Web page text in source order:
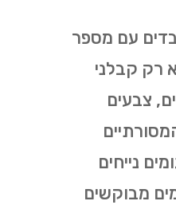
עם מספר
רק קבלני
צבעים
נייחים
מבוקשים